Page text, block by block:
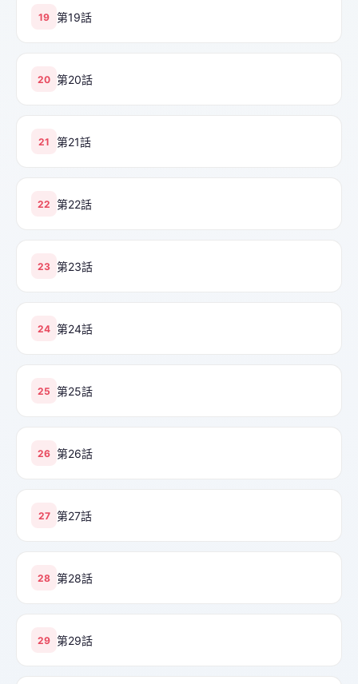
19 第19話
20 第20話
21 第21話
22 第22話
23 第23話
24 第24話
25 第25話
26 第26話
27 第27話
28 第28話
29 第29話